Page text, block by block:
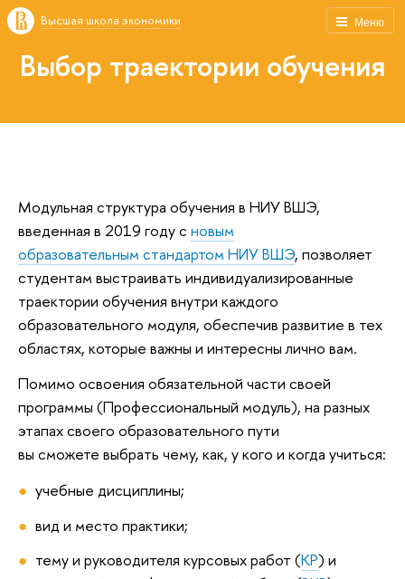
Меню
Высшая школа экономики
Выбор траектории обучения
Модульная структура обучения в НИУ ВШЭ,
введенная в 2019 году с новым
образовательным стандартом НИУ ВШЭ, позволяет
студентам выстраивать индивидуализированные
траектории обучения внутри каждого
образовательного модуля, обеспечив развитие в тех
областях, которые важны и интересны лично вам.
Помимо освоения обязательной части своей
программы (Профессиональный модуль), на разных
этапах своего образовательного пути
вы сможете выбрать чему, как, у кого и когда учиться:
учебные дисциплины;
вид и место практики;
тему и руководителя курсовых работ (КР) и